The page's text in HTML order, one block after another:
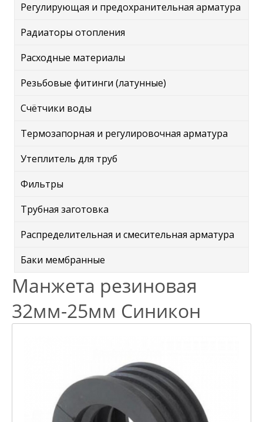
Регулирующая и предохранительная арматура
Радиаторы отопления
Расходные материалы
Резьбовые фитинги (латунные)
Счётчики воды
Термозапорная и регулировочная арматура
Утеплитель для труб
Фильтры
Трубная заготовка
Распределительная и смесительная арматура
Баки мембранные
Манжета резиновая
32мм-25мм Синикон